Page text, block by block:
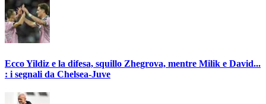
Ecco Yildiz e la difesa, squillo Zhegrova, mentre Milik e David...
: i segnali da Chelsea-Juve